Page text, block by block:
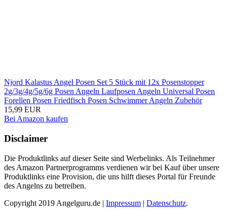
Njord Kalastus Angel Posen Set 5 Stück mit 12x Posenstopper
2g/3g/4g/5g/6g Posen Angeln Laufposen Angeln Universal Posen
Forellen Posen Friedfisch Posen Schwimmer Angeln Zubehör
15,99 EUR
Bei Amazon kaufen
Disclaimer
Die Produktlinks auf dieser Seite sind Werbelinks. Als Teilnehmer
des Amazon Partnerprogramms verdienen wir bei Kauf über unsere
Produktlinks eine Provision, die uns hilft dieses Portal für Freunde
des Angelns zu betreiben.
Copyright 2019 Angelguru.de | Impressum | Datenschutz.